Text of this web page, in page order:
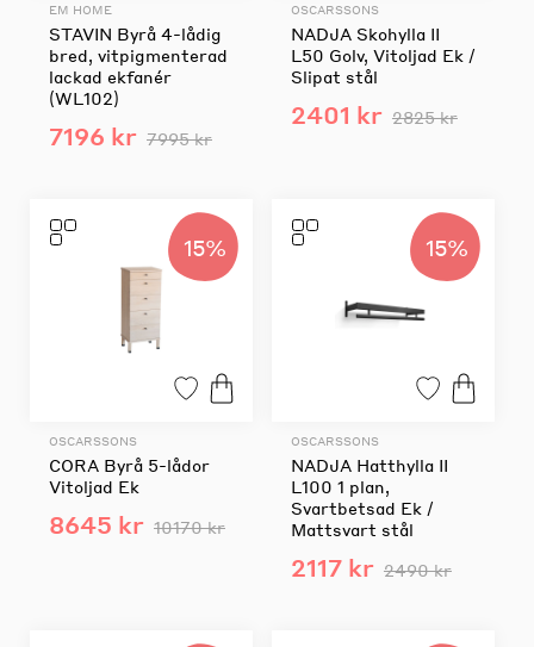
EM HOME
STAVIN Byrå 4-lådig
bred, vitpigmenterad
lackad ekfanér
(WL102)
7196 kr 7995 kr
OSCARSSONS
NADJA Skohylla II
L50 Golv, Vitoljad Ek /
Slipat stål
2401 kr 2825 kr
15%
OSCARSSONS
CORA Byrå 5-lådor
Vitoljad Ek
8645 kr 10170 kr
15%
OSCARSSONS
NADJA Hatthylla II
L100 1 plan,
Svartbetsad Ek /
Mattsvart stål
2117 kr 2490 kr